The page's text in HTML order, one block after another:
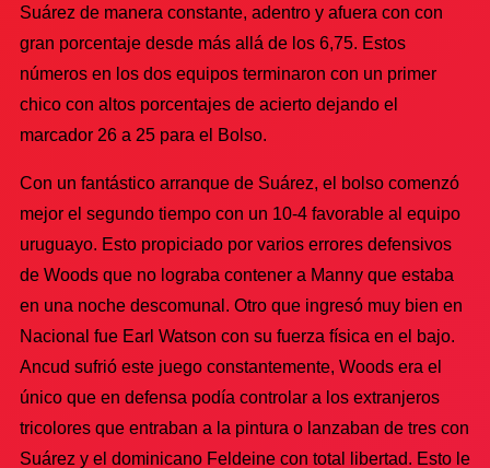
Suárez de manera constante, adentro y afuera con con
gran porcentaje desde más allá de los 6,75. Estos
números en los dos equipos terminaron con un primer
chico con altos porcentajes de acierto dejando el
marcador 26 a 25 para el Bolso.
Con un fantástico arranque de Suárez, el bolso comenzó
mejor el segundo tiempo con un 10-4 favorable al equipo
uruguayo. Esto propiciado por varios errores defensivos
de Woods que no lograba contener a Manny que estaba
en una noche descomunal. Otro que ingresó muy bien en
Nacional fue Earl Watson con su fuerza física en el bajo.
Ancud sufrió este juego constantemente, Woods era el
único que en defensa podía controlar a los extranjeros
tricolores que entraban a la pintura o lanzaban de tres con
Suárez y el dominicano Feldeine con total libertad. Esto le